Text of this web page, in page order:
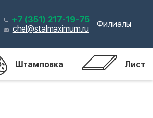
+7 (351) 217-19-75
chel@stalmaximum.ru Филиалы
Штамповка Лист